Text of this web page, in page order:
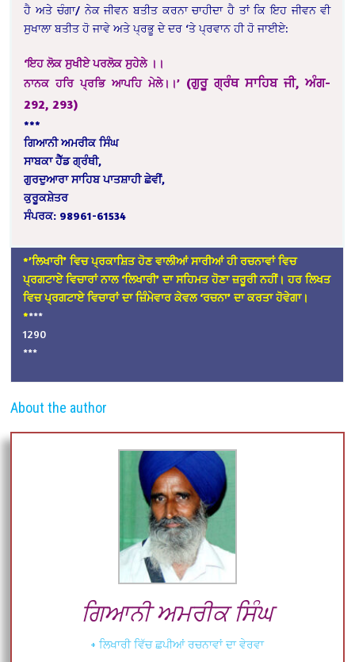
ਹੈ ਅਤੇ ਚੰਗਾ/ ਨੇਕ ਜੀਵਨ ਬਤੀਤ ਕਰਨਾ ਚਾਹੀਦਾ ਹੈ ਤਾਂ ਕਿ ਇਹ ਜੀਵਨ ਵੀ
ਸੁਖਾਲਾ ਬਤੀਤ ਹੋ ਜਾਵੇ ਅਤੇ ਪ੍ਰਭੂ ਦੇ ਦਰ ‘ਤੇ ਪ੍ਰਵਾਨ ਹੀ ਹੋ ਜਾਈਏ:
‘ਇਹ ਲੋਕ ਸੁਖੀਏ ਪਰਲੋਕ ਸੁਹੇਲੇ ।।
ਨਾਨਕ ਹਰਿ ਪ੍ਰਭਿ ਆਪਹਿ ਮੇਲੇ।।’ (ਗੁਰੂ ਗ੍ਰੰਥ ਸਾਹਿਬ ਜੀ, ਅੰਗ-
292, 293)
***
ਗਿਆਨੀ ਅਮਰੀਕ ਸਿੰਘ
ਸਾਬਕਾ ਹੈੱਡ ਗ੍ਰੰਥੀ,
ਗੁਰਦੁਆਰਾ ਸਾਹਿਬ ਪਾਤਸ਼ਾਹੀ ਛੇਵੀਂ,
ਕੁਰੂਕਸ਼ੇਤਰ
ਸੰਪਰਕ: 98961-61534
*’ਲਿਖਾਰੀ’ ਵਿਚ ਪ੍ਰਕਾਸ਼ਿਤ ਹੋਣ ਵਾਲੀਆਂ ਸਾਰੀਆਂ ਹੀ ਰਚਨਾਵਾਂ ਵਿਚ
ਪ੍ਰਗਟਾਏ ਵਿਚਾਰਾਂ ਨਾਲ ‘ਲਿਖਾਰੀ’ ਦਾ ਸਹਿਮਤ ਹੋਣਾ ਜ਼ਰੂਰੀ ਨਹੀਂ। ਹਰ ਲਿਖਤ
ਵਿਚ ਪ੍ਰਗਟਾਏ ਵਿਚਾਰਾਂ ਦਾ ਜ਼ਿੰਮੇਵਾਰ ਕੇਵਲ ‘ਰਚਨਾ’ ਦਾ ਕਰਤਾ ਹੋਵੇਗਾ।
****
1290
***
About the author
ਗਿਆਨੀ ਅਮਰੀਕ ਸਿੰਘ
+ ਲਿਖਾਰੀ ਵਿੱਚ ਛਪੀਆਂ ਰਚਨਾਵਾਂ ਦਾ ਵੇਰਵਾ